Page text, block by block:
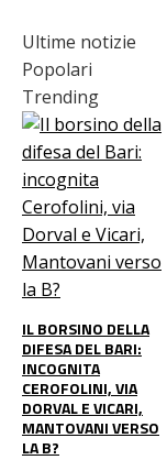
Ultime notizie
Popolari
Trending
IL BORSINO DELLA
DIFESA DEL BARI:
INCOGNITA
CEROFOLINI, VIA
DORVAL E VICARI,
MANTOVANI VERSO
LA B?